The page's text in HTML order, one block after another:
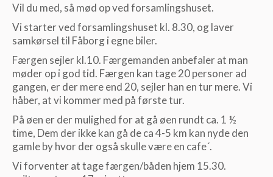
Vil du med, så mød op ved forsamlingshuset.
Vi starter ved forsamlingshuset kl. 8.30, og laver
samkørsel til Fåborg i egne biler.
Færgen sejler kl.10. Færgemanden anbefaler at man
møder op i god tid. Færgen kan tage 20 personer ad
gangen, er der mere end 20, sejler han en tur mere. Vi
håber, at vi kommer med på første tur.
På øen er der mulighed for at gå øen rundt ca. 1 ½
time, Dem der ikke kan gå de ca 4-5 km kan nyde den
gamle by hvor der også skulle være en cafe´.
Vi forventer at tage færgen/båden hjem 15.30.